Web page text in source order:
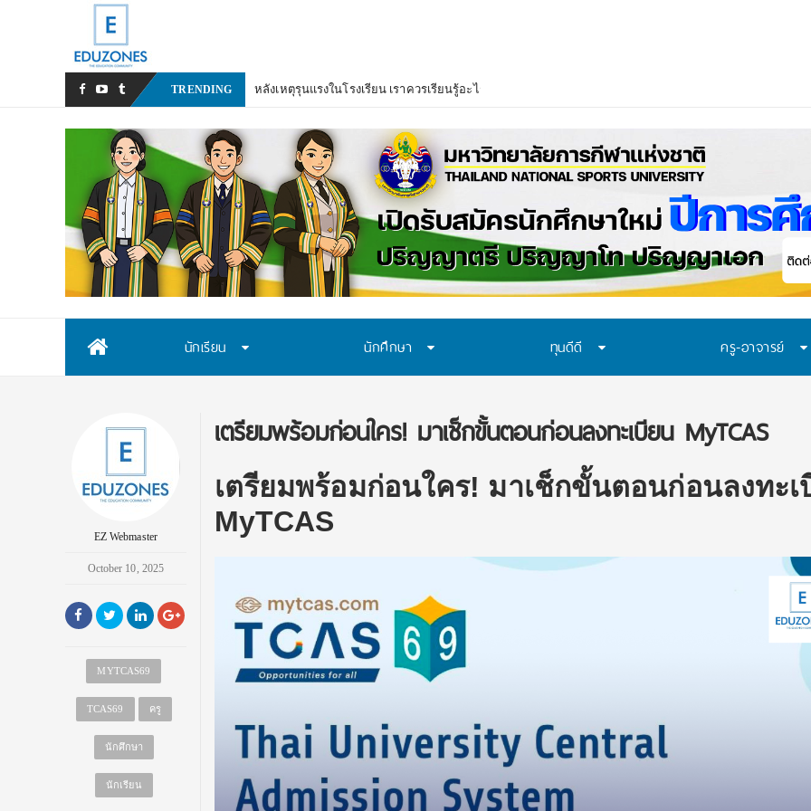
TRENDING
นักเรียน นักศึกษา ทุนดีดี ครู-อาจารย์
EZ Webmaster
October 10, 2025
MYTCAS69
TCAS69 ครู
นักศึกษา
นักเรียน
เตรียมพร้อมก่อนใคร! มาเช็กขั้นตอนก่อนลงทะเบียน MyTCAS
เตรียมพร้อมก่อนใคร! มาเช็กขั้นตอนก่อนลงทะเ
MyTCAS